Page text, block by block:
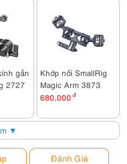
gắn
2727
Khớp nối SmallRig
Magic Arm 3873
680,000 đ
▼
Đánh Giá